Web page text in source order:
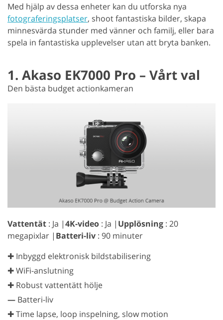
Med hjälp av dessa enheter kan du utforska nya
fotograferingsplatser, shoot fantastiska bilder, skapa
minnesvärda stunder med vänner och familj, eller bara
spela in fantastiska upplevelser utan att bryta banken.
1. Akaso EK7000 Pro – Vårt val
Den bästa budget actionkameran
Vattentät : Ja |4K-video : Ja | Upplösning : 20
megapixlar | Batteri-liv : 90 minuter
✚ Inbyggd elektronisk bildstabilisering
✚ WiFi-anslutning
✚ Robust vattentätt hölje
— Batteri-liv
✚ Time lapse, loop inspelning, slow motion